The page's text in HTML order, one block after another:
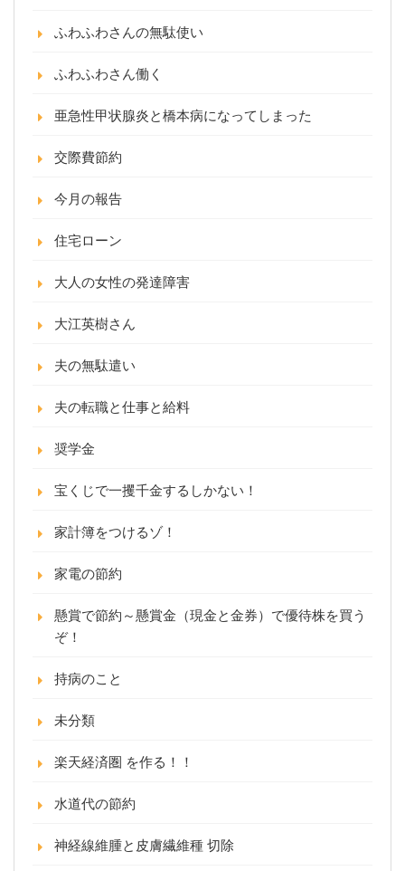
ふわふわさんの無駄使い
ふわふわさん働く
亜急性甲状腺炎と橋本病になってしまった
交際費節約
今月の報告
住宅ローン
大人の女性の発達障害
大江英樹さん
夫の無駄遣い
夫の転職と仕事と給料
奨学金
宝くじで一攫千金するしかない！
家計簿をつけるゾ！
家電の節約
懸賞で節約～懸賞金（現金と金券）で優待株を買う
ぞ！
持病のこと
未分類
楽天経済圏 を作る！！
水道代の節約
神経線維腫と皮膚繊維種 切除